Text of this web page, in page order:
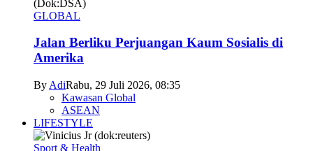
GLOBAL
Jalan Berliku Perjuangan Kaum Sosialis di
Amerika
By AdiRabu, 29 Juli 2026, 08:35
Kawasan Global
ASEAN
LIFESTYLE
Sport & Health